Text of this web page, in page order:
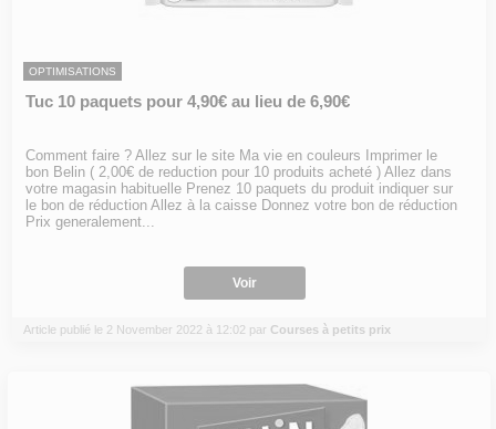
OPTIMISATIONS
Tuc 10 paquets pour 4,90€ au lieu de 6,90€
Comment faire ? Allez sur le site Ma vie en couleurs Imprimer le
bon Belin ( 2,00€ de reduction pour 10 produits acheté ) Allez dans
votre magasin habituelle Prenez 10 paquets du produit indiquer sur
le bon de réduction Allez à la caisse Donnez votre bon de réduction
Prix generalement...
Voir
Article publié le 2 November 2022 à 12:02 par Courses à petits prix